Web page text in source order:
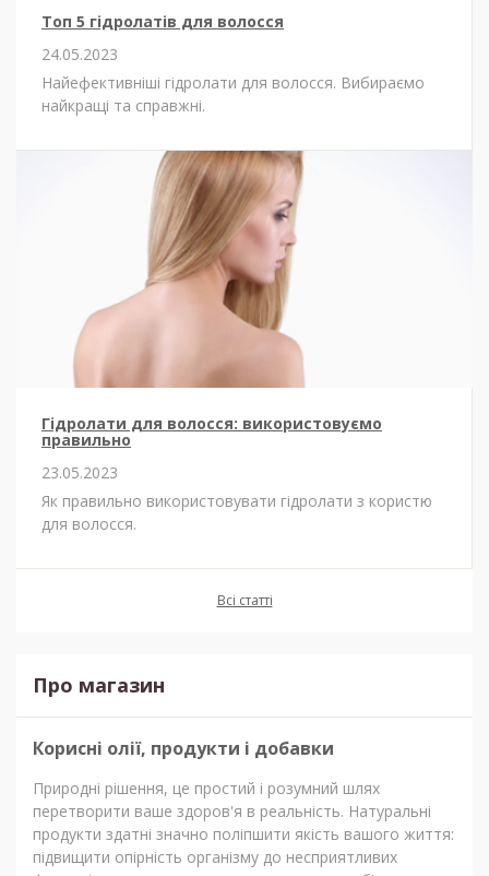
Топ 5 гідролатів для волосся
24.05.2023
Найефективніші гідролати для волосся. Вибираємо
найкращі та справжні.
Гідролати для волосся: використовуємо
правильно
23.05.2023
Як правильно використовувати гідролати з користю
для волосся.
Всі статті
Про магазин
Корисні олії, продукти і добавки
Природні рішення, це простий і розумний шлях
перетворити ваше здоров'я в реальність. Натуральні
продукти здатні значно поліпшити якість вашого життя:
підвищити опірність організму до несприятливих